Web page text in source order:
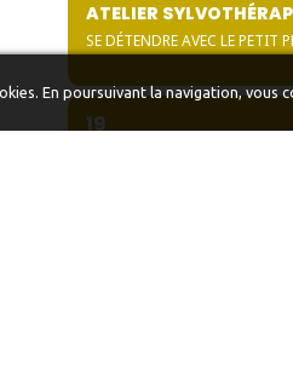
ATELIER
SE DÉTENDRE AVEC LE PETIT
19
En poursuivant la navigation, vous